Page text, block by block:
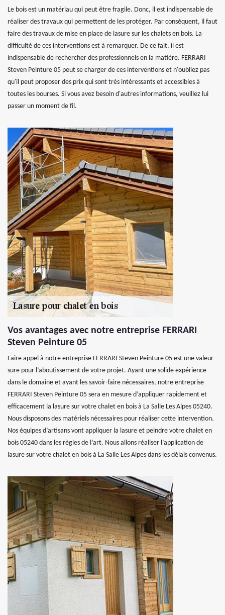
Le bois est un matériau qui peut être fragile. Donc, il est indispensable de
réaliser des travaux qui permettent de les protéger. Par conséquent, il faut
faire des travaux de mise en place de lasure sur les chalets en bois. La
difficulté de ces interventions est à remarquer. De ce fait, il est
indispensable de rechercher des professionnels en la matière. FERRARI
Steven Peinture 05 peut se charger de ces interventions et n'oubliez pas
qu'il peut proposer des prix qui sont très intéressants et accessibles à
toutes les bourses. Si vous avez besoin d'autres informations, veuillez lui
passer un moment de fil.
Vos avantages avec notre entreprise FERRARI
Steven Peinture 05
Faire appel à notre entreprise FERRARI Steven Peinture 05 est une valeur
sure pour l’aboutissement de votre projet. Ayant une solide expérience
dans le domaine et ayant les savoir-faire nécessaires, notre entreprise
FERRARI Steven Peinture 05 sera en mesure d’appliquer rapidement et
efficacement la lasure sur votre chalet en bois à La Salle Les Alpes 05240.
Nous disposons des matériels nécessaires pour réaliser cette intervention.
Nos équipes d’artisans vont appliquer la lasure et peindre votre chalet en
bois 05240 dans les règles de l’art. Nous allons réaliser l’application de
lasure sur votre chalet en bois à La Salle Les Alpes dans les délais convenus.